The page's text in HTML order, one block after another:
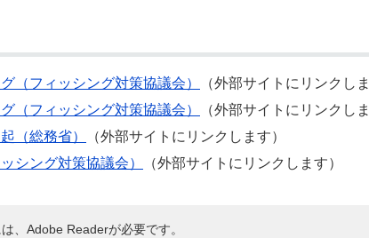
（フィッシング対策協議会）
（外部サイトにリンクしま
（フィッシング対策協議会）
（外部サイトにリンクしま
（総務省）
（外部サイトにリンクします）
シング対策協議会）
（外部サイトにリンクします）
、Adobe Readerが必要です。